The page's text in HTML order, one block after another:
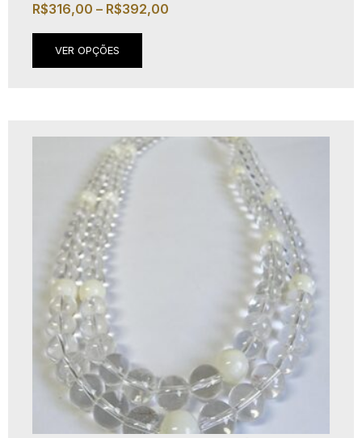
R$316,00 – R$392,00
VER OPÇÕES